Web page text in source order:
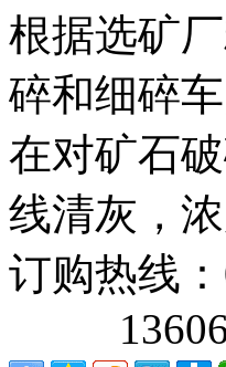
根据选矿
碎和细碎
在对矿石
线清灰，
订购热线：